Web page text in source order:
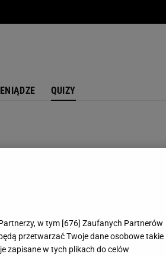
QUIZY
w tym [676] Zaufanych Partnerów
przetwarzać Twoje dane osobowe takie
zapisane w tych plikach do celów